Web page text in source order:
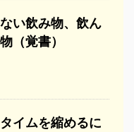
い飲み物、飲ん
（覚書）
イムを縮めるに